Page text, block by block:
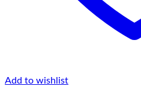
Add to wishlist